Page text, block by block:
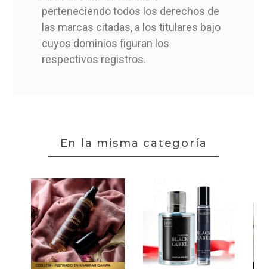
perteneciendo todos los derechos de
las marcas citadas, a los titulares bajo
cuyos dominios figuran los
respectivos registros.
En la misma categoría